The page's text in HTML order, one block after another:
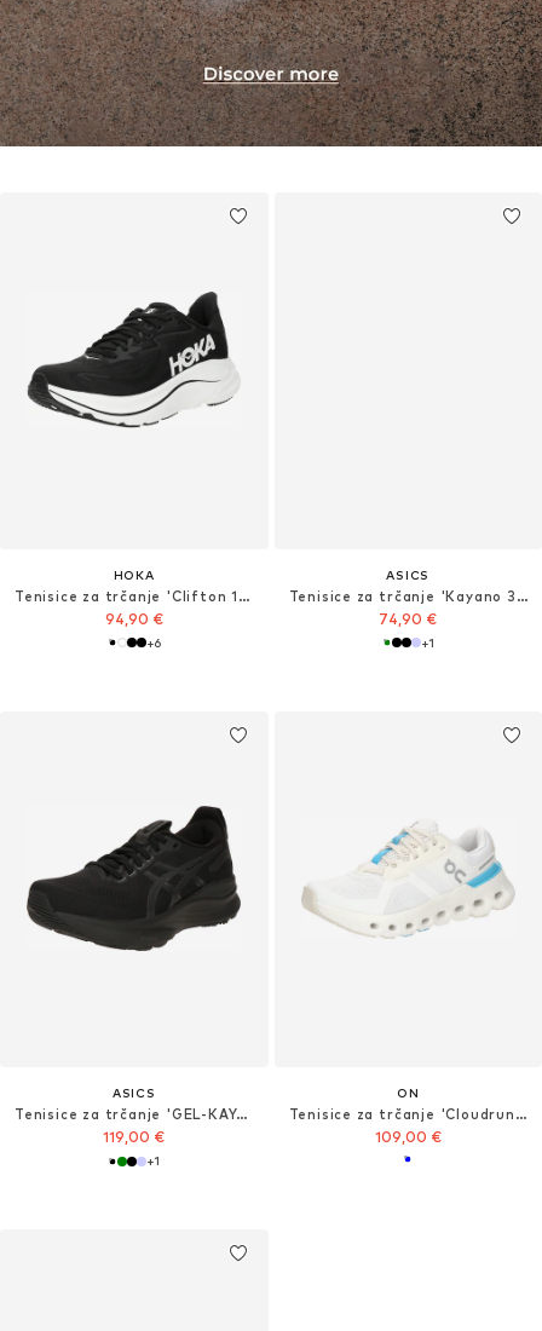
HOKA
Tenisice za trčanje 'Clifton 10'
94,90 €
+6
ASICS
Tenisice za trčanje 'Kayano 32'
74,90 €
+1
ASICS
Tenisice za trčanje 'GEL-KAYANO 32'
119,00 €
+1
ON
Tenisice za trčanje 'Cloudrunner 2'
109,00 €